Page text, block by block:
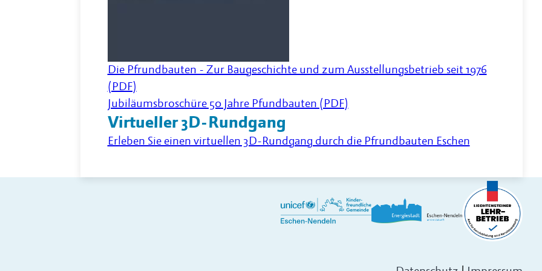
Die Pfrundbauten - Zur Baugeschichte und zum Ausstellungsbetrieb seit 1976
(PDF)
Jubiläumsbroschüre 50 Jahre Pfundbauten (PDF)
Virtueller 3D-Rundgang
Erleben Sie einen virtuellen 3D-Rundgang durch die Pfrundbauten Eschen